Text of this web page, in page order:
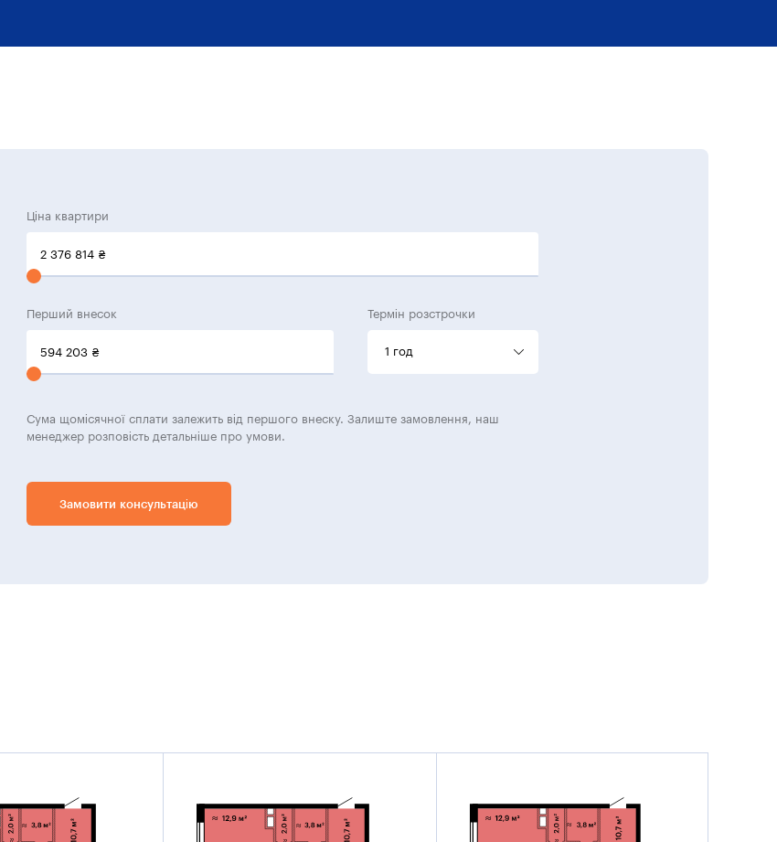
Ціна квартири
2 376 814 ₴
Перший внесок
594 203 ₴
Термін розстрочки
1 год
Сума щомісячної сплати залежить від першого внеску. Залиште замовлення, наш
менеджер розповість детальніше про умови.
Замовити консультацію